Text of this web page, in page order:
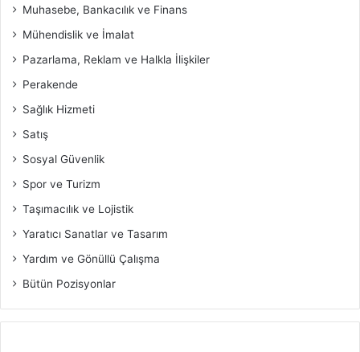
Muhasebe, Bankacılık ve Finans
Mühendislik ve İmalat
Pazarlama, Reklam ve Halkla İlişkiler
Perakende
Sağlık Hizmeti
Satış
Sosyal Güvenlik
Spor ve Turizm
Taşımacılık ve Lojistik
Yaratıcı Sanatlar ve Tasarım
Yardım ve Gönüllü Çalışma
Bütün Pozisyonlar